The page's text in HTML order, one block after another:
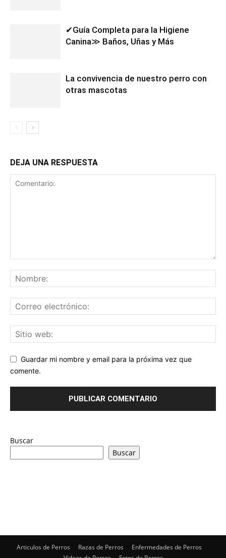
✔Guía Completa para la Higiene
Canina≫ Baños, Uñas y Más
La convivencia de nuestro perro con
otras mascotas
DEJA UNA RESPUESTA
Guardar mi nombre y email para la próxima vez que
comente.
Buscar
Buscar
Articulos de Perros Razas de Perros
Enfermedades de Perros